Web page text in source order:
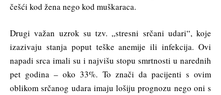
češći kod žena nego kod muškaraca.
Drugi važan uzrok su tzv. „stresni srčani udari“, koje
izazivaju stanja poput teške anemije ili infekcija. Ovi
napadi srca imali su i najvišu stopu smrtnosti u narednih
pet godina – oko 33%. To znači da pacijenti s ovim
oblikom srčanog udara imaju lošiju prognozu nego oni s